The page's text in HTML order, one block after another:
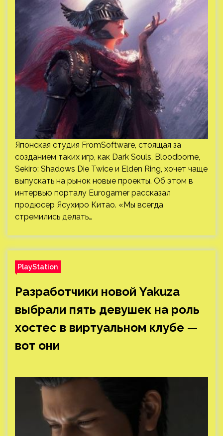
Японская студия FromSoftware, стоящая за
созданием таких игр, как Dark Souls, Bloodborne,
Sekiro: Shadows Die Twice и Elden Ring, хочет чаще
выпускать на рынок новые проекты. Об этом в
интервью порталу Eurogamer рассказал
продюсер Ясухиро Китао. «Мы всегда
стремились делать…
PlayStation
Разработчики новой Yakuza
выбрали пять девушек на роль
хостес в виртуальном клубе —
вот они